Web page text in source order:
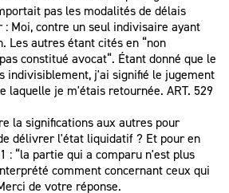
pas les modalités de délais
: Moi, contre un seul indivisaire ayant
Les autres étant cités en “non
constitué avocat“. Étant donné que le
indivisiblement, j'ai signifié le jugement
laquelle je m'étais retournée. ART. 529
la significations aux autres pour
délivrer l'état liquidatif ? Et pour en
: “la partie qui a comparu n'est plus
comment concernant ceux qui
de votre réponse.